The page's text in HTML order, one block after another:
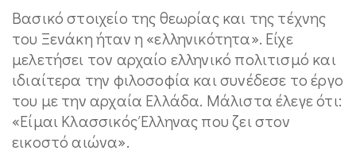
Βασικό στοιχείο της θεωρίας και της τέχνης
του Ξενάκη ήταν η «ελληνικότητα». Είχε
μελετήσει τον αρχαίο ελληνικό πολιτισμό και
ιδιαίτερα την φιλοσοφία και συνέδεσε το έργο
του με την αρχαία Ελλάδα. Μάλιστα έλεγε ότι:
«Είμαι Κλασσικός Έλληνας που ζει στον
εικοστό αιώνα».